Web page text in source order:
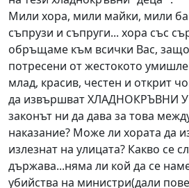
Мили хора, мили майки, мили
съпрузи и съпруги... хора със
обръщаме към всички Вас,
потресени от жестокото
млад, красив, честен и открит
да извършват ХЛАДНОКРЪВНИ
законът ни да дава за това
наказание? Може ли хората да
излезнат на улицата? Какво се
държава...няма ли кой да се
убийства на министри(дали